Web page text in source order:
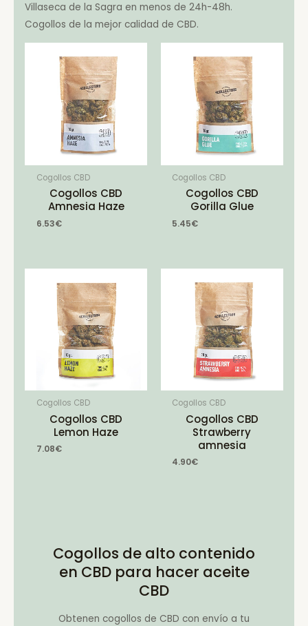
Villaseca de la Sagra en menos de 24h-48h.
Cogollos de la mejor calidad de CBD.
Cogollos CBD
Cogollos CBD
Amnesia Haze
6.53€
Cogollos CBD
Cogollos CBD
Gorilla Glue
5.45€
Cogollos CBD
Cogollos CBD
Lemon Haze
7.08€
Cogollos CBD
Cogollos CBD
Strawberry
amnesia
4.90€
Cogollos de alto contenido
en CBD para hacer aceite
CBD
Obtenen cogollos de CBD con envío a tu